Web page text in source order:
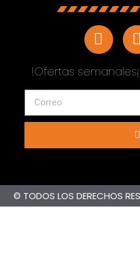
!Ofertas semanales¡
© TODOS LOS DERECHOS